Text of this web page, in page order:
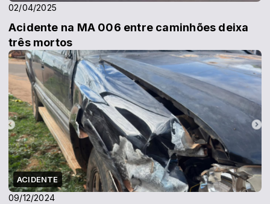
02/04/2025
Acidente na MA 006 entre caminhões deixa
três mortos
ACIDENTE
09/12/2024